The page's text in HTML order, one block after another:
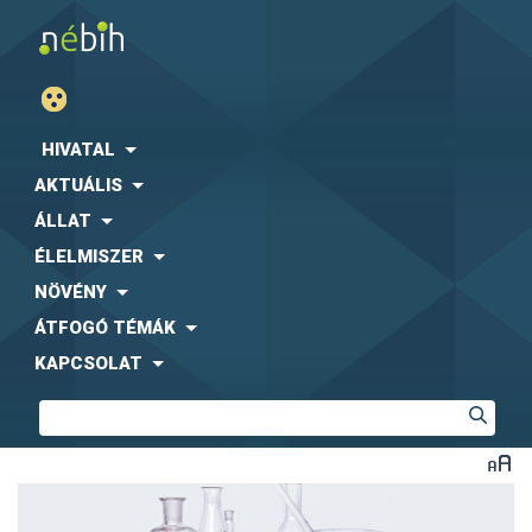
HIVATAL
AKTUÁLIS
ÁLLAT
ÉLELMISZER
NÖVÉNY
ÁTFOGÓ TÉMÁK
KAPCSOLAT